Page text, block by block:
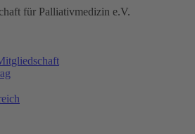
für Palliativmedizin e.V.